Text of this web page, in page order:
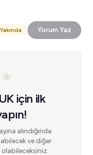
Yakında Yorum Yaz
için ilk
alındığında
ve diğer
olabileceksiniz.